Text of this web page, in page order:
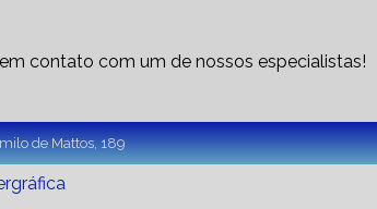
contato com um de nossos especialistas!
de Mattos, 189